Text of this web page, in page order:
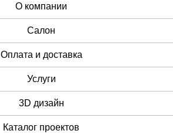
О компании
Cалон
Оплата и доставка
Услуги
3D дизайн
Каталог проектов